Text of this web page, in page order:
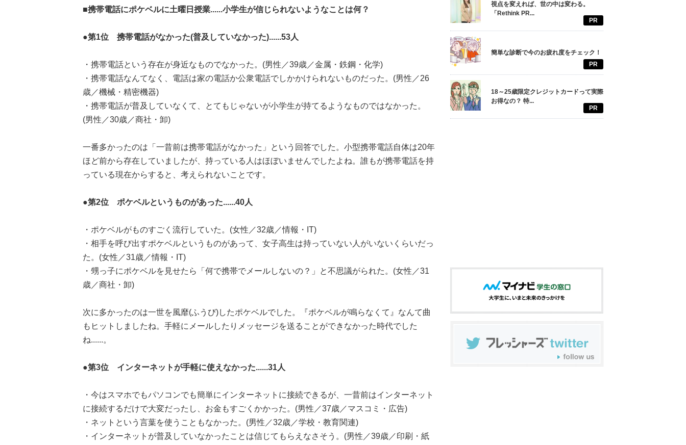
■携帯電話にポケベルに土曜日授業......小学生が信じられないようなことは何？
●第1位 携帯電話がなかった(普及していなかった)......53人
・携帯電話という存在が身近なものでなかった。(男性／39歳／金属・鉄鋼・化学)
・携帯電話なんてなく、電話は家の電話か公衆電話でしかかけられないものだった。(男性／26
歳／機械・精密機器)
・携帯電話が普及していなくて、とてもじゃないが小学生が持てるようなものではなかった。
(男性／30歳／商社・卸)
一番多かったのは「一昔前は携帯電話がなかった」という回答でした。小型携帯電話自体は20年
ほど前から存在していましたが、持っている人はほぼいませんでしたよね。誰もが携帯電話を持
っている現在からすると、考えられないことです。
●第2位 ポケベルというものがあった......40人
・ポケベルがものすごく流行していた。(女性／32歳／情報・IT)
・相手を呼び出すポケベルというものがあって、女子高生は持っていない人がいないくらいだっ
た。(女性／31歳／情報・IT)
・甥っ子にポケベルを見せたら「何で携帯でメールしないの？」と不思議がられた。(女性／31
歳／商社・卸)
次に多かったのは一世を風靡(ふうび)したポケベルでした。『ポケベルが鳴らなくて』なんて曲
もヒットしましたね。手軽にメールしたりメッセージを送ることができなかった時代でした
ね......。
●第3位 インターネットが手軽に使えなかった......31人
・今はスマホでもパソコンでも簡単にインターネットに接続できるが、一昔前はインターネット
に接続するだけで大変だったし、お金もすごくかかった。(男性／37歳／マスコミ・広告)
・ネットという言葉を使うこともなかった。(男性／32歳／学校・教育関連)
・インターネットが普及していなかったことは信じてもらえなさそう。(男性／39歳／印刷・紙
視点を変えれば、世の中は変わる。
「Rethink PR...
PR
簡単な診断で今のお疲れ度をチェック！
PR
18～25歳限定クレジットカードって実際
お得なの？ 特...
PR